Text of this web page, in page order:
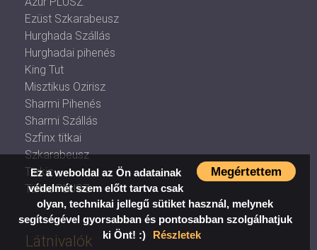
Ezüst Szkarabeusz
Hurghada Szállás
Hurghadai pihenés
King Tut
Misztikus Ozirisz
Sharmi Pihenés
Sharmi Szállás
Szfinx titkai
Szkarabeusz
Türkiz
Türkiz PLUSZ
Látnivalók
Megértettem
Ez a weboldal az Ön adatainak
védelmét szem előtt tartva csak
olyan, technikai jellegű sütiket használ, melynek
segítségével gyorsabban és pontosabban szolgálhatjuk
ki Önt! :)
Részletek